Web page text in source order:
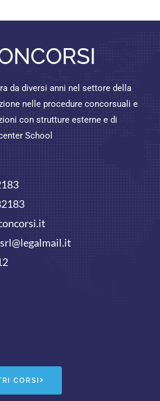
da diversi anni nel settore della
nelle procedure concorsuali e
con strutture esterne e di
School
CORSI